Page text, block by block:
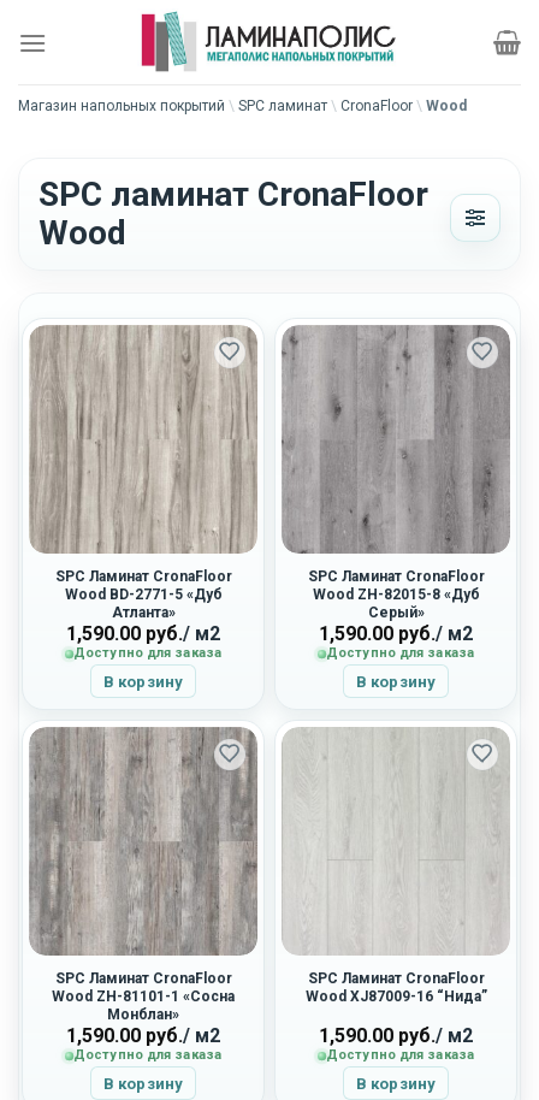
Магазин напольных покрытий \ SPC ламинат \ CronaFloor \ Wood
SPC ламинат CronaFloor
Wood
SPC Ламинат CronaFloor
Wood BD-2771-5 «Дуб
Атланта»
1,590.00 руб./ м2
Доступно для заказа
В корзину
SPC Ламинат CronaFloor
Wood ZH-82015-8 «Дуб
Серый»
1,590.00 руб./ м2
Доступно для заказа
В корзину
SPC Ламинат CronaFloor
Wood ZH-81101-1 «Сосна
Монблан»
1,590.00 руб./ м2
Доступно для заказа
В корзину
SPC Ламинат CronaFloor
Wood XJ87009-16 “Нида”
1,590.00 руб./ м2
Доступно для заказа
В корзину